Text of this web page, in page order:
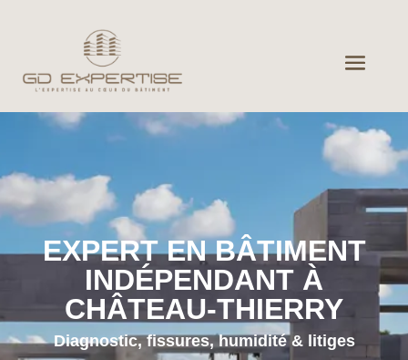
EXPERT EN BÂTIMENT
INDÉPENDANT À
CHÂTEAU-THIERRY
Diagnostic, fissures, humidité & litiges